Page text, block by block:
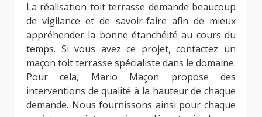
La réalisation toit terrasse demande beaucoup
de vigilance et de savoir-faire afin de mieux
appréhender la bonne étanchéité au cours du
temps. Si vous avez ce projet, contactez un
maçon toit terrasse spécialiste dans le domaine.
Pour cela, Mario Maçon propose des
interventions de qualité à la hauteur de chaque
demande. Nous fournissons ainsi pour chaque